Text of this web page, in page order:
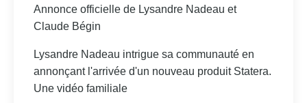
Annonce officielle de Lysandre Nadeau et
Claude Bégin
Lysandre Nadeau intrigue sa communauté en
annonçant l'arrivée d'un nouveau produit Statera.
Une vidéo familiale